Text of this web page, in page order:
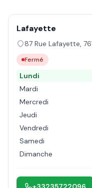
Lafayette
87 Rue Lafayette,
Fermé
Lundi
Mardi
Mercredi
Jeudi
Vendredi
Samedi
Dimanche